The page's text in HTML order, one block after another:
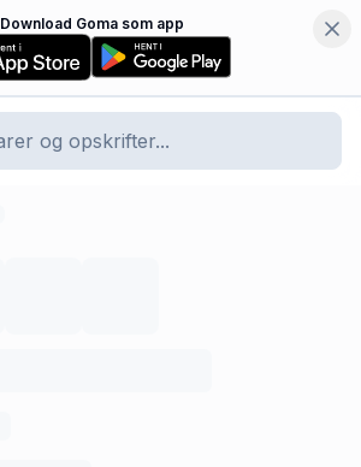
Download Goma som app